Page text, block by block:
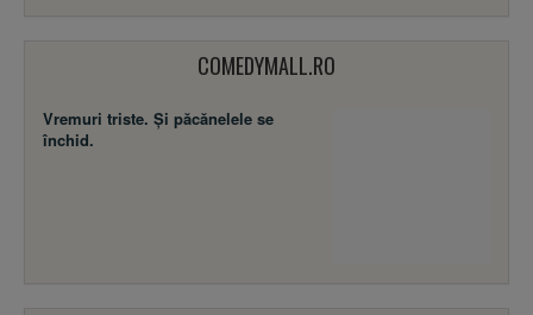
COMEDYMALL.RO
Vremuri triste. Şi păcănelele se
închid.